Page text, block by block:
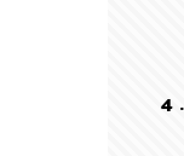
4